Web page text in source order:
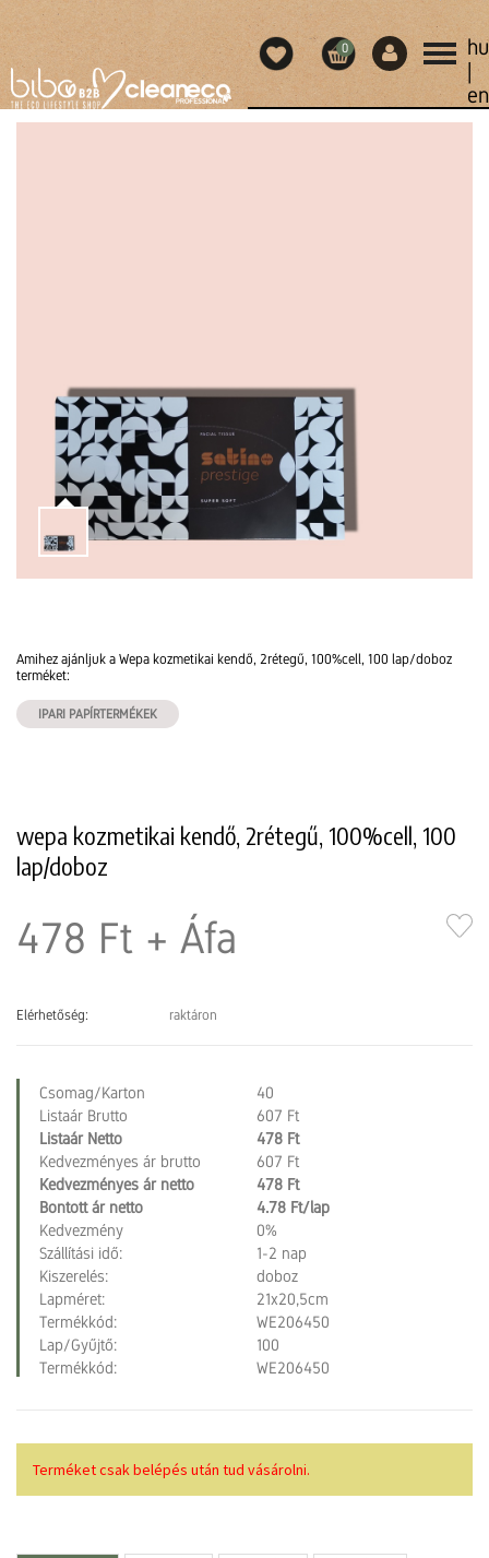
0
hu
en
Amihez ajánljuk a Wepa kozmetikai kendő, 2rétegű, 100%cell, 100 lap/doboz
terméket:
IPARI PAPÍRTERMÉKEK
wepa kozmetikai kendő, 2rétegű, 100%cell, 100
lap/doboz
478 Ft + Áfa
Elérhetőség: raktáron
Csomag/Karton
40
Listaár Brutto
607 Ft
Listaár Netto
478 Ft
Kedvezményes ár brutto
607 Ft
Kedvezményes ár netto
478 Ft
Bontott ár netto
4.78 Ft/lap
Kedvezmény
0%
Szállítási idő:
1-2 nap
Kiszerelés:
doboz
Lapméret:
21x20,5cm
Termékkód:
WE206450
Lap/Gyűjtő:
100
Termékkód:
WE206450
Terméket csak belépés után tud vásárolni.